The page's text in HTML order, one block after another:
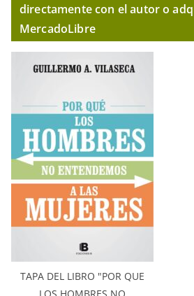
directamente con el autor o
MercadoLibre
TAPA DEL LIBRO "POR QUE
LOS HOMBRES NO